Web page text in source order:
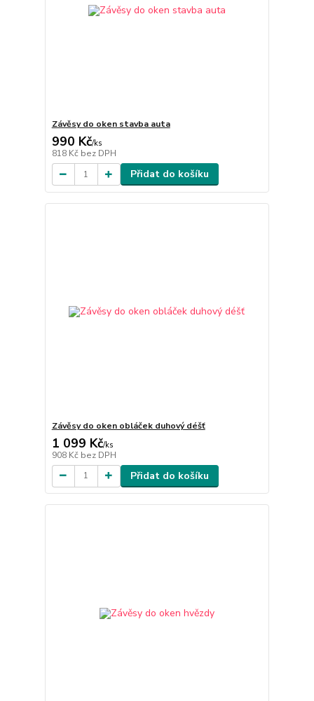
Závěsy do oken stavba auta
990 Kč/ks
818 Kč bez DPH
Přidat do košíku
Závěsy do oken obláček duhový déšť
1 099 Kč/ks
908 Kč bez DPH
Přidat do košíku